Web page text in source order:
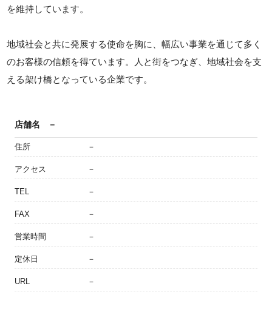
を維持しています。
地域社会と共に発展する使命を胸に、幅広い事業を通じて多く
のお客様の信頼を得ています。人と街をつなぎ、地域社会を支
える架け橋となっている企業です。
店舗名 －
住所 －
アクセス －
TEL －
FAX －
営業時間 －
定休日 －
URL －